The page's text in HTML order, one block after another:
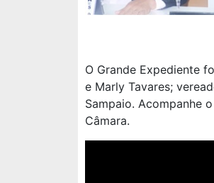
O Grande Expediente
e Marly Tavares;
Sampaio. Acompanhe
Câmara.